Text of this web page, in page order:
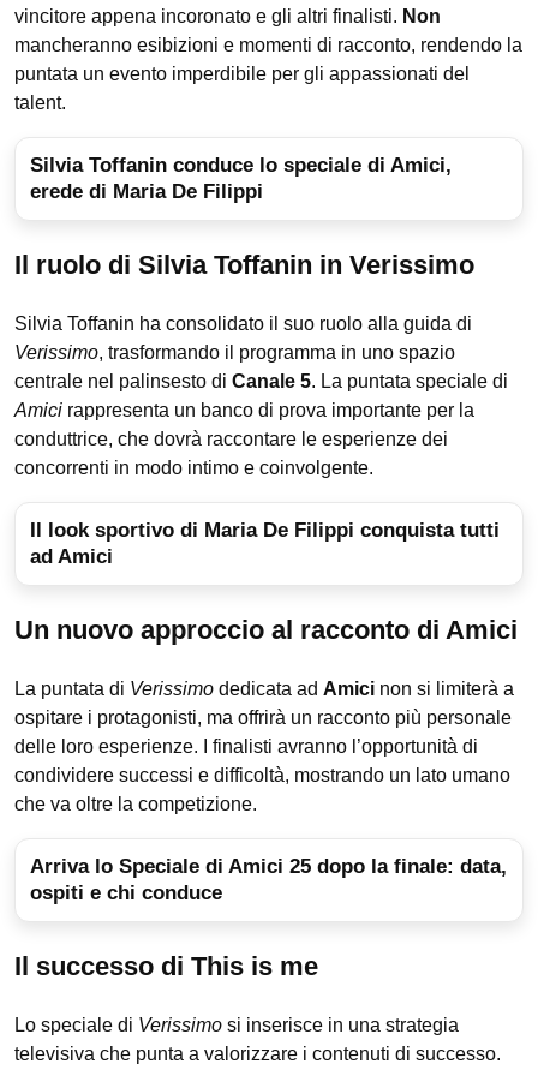
vincitore appena incoronato e gli altri finalisti. Non
mancheranno esibizioni e momenti di racconto, rendendo la
puntata un evento imperdibile per gli appassionati del
talent.
Silvia Toffanin conduce lo speciale di Amici,
erede di Maria De Filippi
Il ruolo di Silvia Toffanin in Verissimo
Silvia Toffanin ha consolidato il suo ruolo alla guida di
Verissimo, trasformando il programma in uno spazio
centrale nel palinsesto di Canale 5. La puntata speciale di
Amici rappresenta un banco di prova importante per la
conduttrice, che dovrà raccontare le esperienze dei
concorrenti in modo intimo e coinvolgente.
Il look sportivo di Maria De Filippi conquista tutti
ad Amici
Un nuovo approccio al racconto di Amici
La puntata di Verissimo dedicata ad Amici non si limiterà a
ospitare i protagonisti, ma offrirà un racconto più personale
delle loro esperienze. I finalisti avranno l’opportunità di
condividere successi e difficoltà, mostrando un lato umano
che va oltre la competizione.
Arriva lo Speciale di Amici 25 dopo la finale: data,
ospiti e chi conduce
Il successo di This is me
Lo speciale di Verissimo si inserisce in una strategia
televisiva che punta a valorizzare i contenuti di successo.